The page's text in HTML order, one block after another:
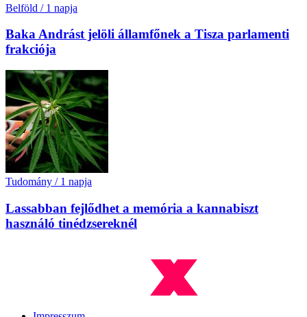
Belföld / 1 napja
Baka Andrást jelöli államfőnek a Tisza parlamenti
frakciója
Tudomány / 1 napja
Lassabban fejlődhet a memória a kannabiszt
használó tinédzsereknél